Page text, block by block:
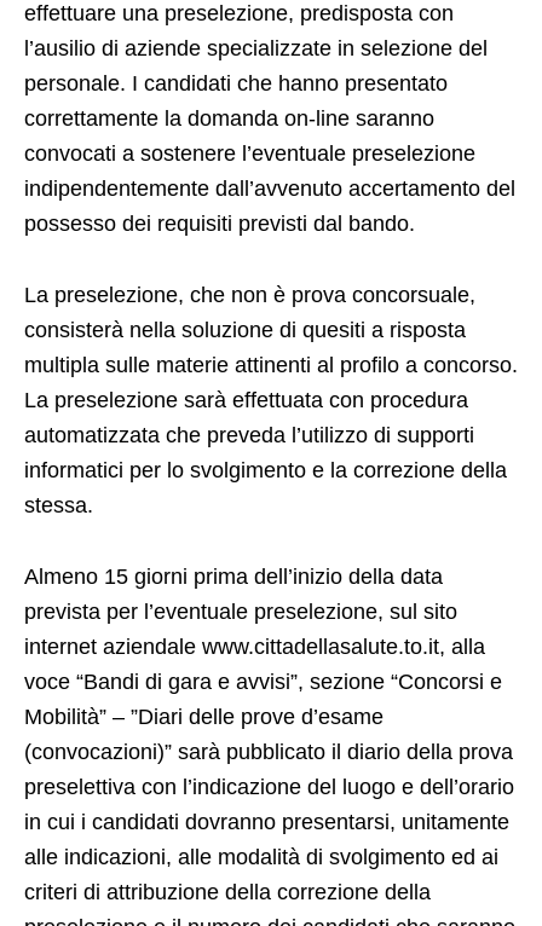
effettuare una preselezione, predisposta con
l’ausilio di aziende specializzate in selezione del
personale. I candidati che hanno presentato
correttamente la domanda on-line saranno
convocati a sostenere l’eventuale preselezione
indipendentemente dall’avvenuto accertamento del
possesso dei requisiti previsti dal bando.
La preselezione, che non è prova concorsuale,
consisterà nella soluzione di quesiti a risposta
multipla sulle materie attinenti al profilo a concorso.
La preselezione sarà effettuata con procedura
automatizzata che preveda l’utilizzo di supporti
informatici per lo svolgimento e la correzione della
stessa.
Almeno 15 giorni prima dell’inizio della data
prevista per l’eventuale preselezione, sul sito
internet aziendale www.cittadellasalute.to.it, alla
voce “Bandi di gara e avvisi”, sezione “Concorsi e
Mobilità” – ”Diari delle prove d’esame
(convocazioni)” sarà pubblicato il diario della prova
preselettiva con l’indicazione del luogo e dell’orario
in cui i candidati dovranno presentarsi, unitamente
alle indicazioni, alle modalità di svolgimento ed ai
criteri di attribuzione della correzione della